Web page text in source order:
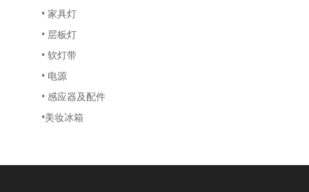
• 家具灯
• 层板灯
• 软灯带
• 电源
• 感应器及配件
•美妆冰箱